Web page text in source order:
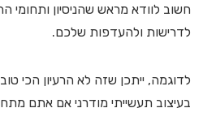
חשוב לוודא מראש שהניסיון
לדרישות ולהעדפות שלכם.
לדוגמה, ייתכן שזה לא הרעיון הכי
בעיצוב תעשייתי מודרני אם אתם